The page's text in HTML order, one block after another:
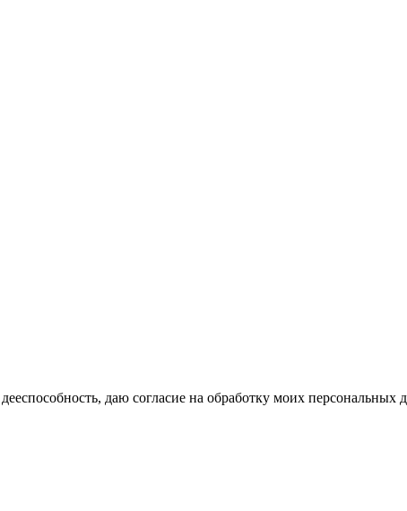
даю согласие на обработку моих персональных